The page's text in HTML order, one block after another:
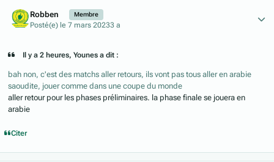
Robben Membre
Posté(e) le 7 mars 20233 a
Il y a 2 heures, Younes a dit :
bah non, c'est des matchs aller retours, ils vont pas tous aller en arabie
saoudite, jouer comme dans une coupe du monde
aller retour pour les phases préliminaires. la phase finale se jouera en
arabie
Citer